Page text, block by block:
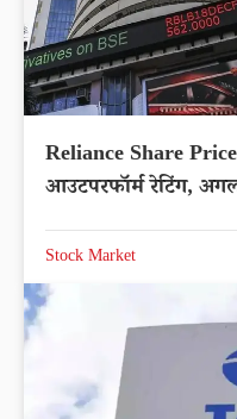
Reliance Share
आउटपरफॉर्म रेटिंग,
Stock Market